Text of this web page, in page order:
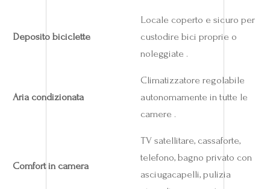
Deposito biciclette
Locale coperto e sicuro per
custodire bici proprie o
noleggiate .
Aria condizionata
Climatizzatore regolabile
autonomamente in tutte le
camere .
Comfort in camera
TV satellitare, cassaforte,
telefono, bagno privato con
asciugacapelli, pulizia